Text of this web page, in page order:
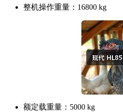
整机操作重量： 16800 kg
额定载重量： 5000 kg